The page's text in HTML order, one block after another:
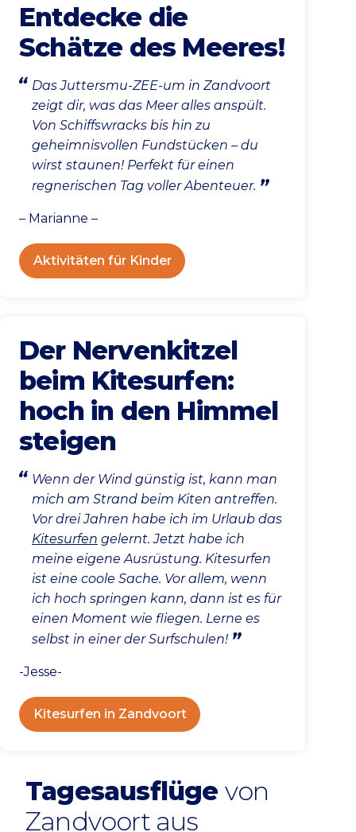
Entdecke die
Schätze des Meeres!
Das Juttersmu-ZEE-um in Zandvoort
zeigt dir, was das Meer alles anspült.
Von Schiffswracks bis hin zu
geheimnisvollen Fundstücken – du
wirst staunen! Perfekt für einen
regnerischen Tag voller Abenteuer.
– Marianne –
Aktivitäten für Kinder
Der Nervenkitzel
beim Kitesurfen:
hoch in den Himmel
steigen
Wenn der Wind günstig ist, kann man
mich am Strand beim Kiten antreffen.
Vor drei Jahren habe ich im Urlaub das
Kitesurfen gelernt. Jetzt habe ich
meine eigene Ausrüstung. Kitesurfen
ist eine coole Sache. Vor allem, wenn
ich hoch springen kann, dann ist es für
einen Moment wie fliegen. Lerne es
selbst in einer der Surfschulen!
-Jesse-
Kitesurfen in Zandvoort
Tagesausflüge von
Zandvoort aus